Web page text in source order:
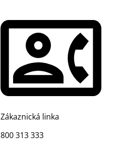
Zákaznická linka
800 313 333